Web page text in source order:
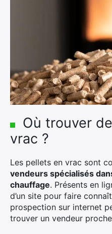
Où trouver
vrac ?
Les pellets en vrac sont
vendeurs spécialisés
chauffage. Présents en
d’un site pour faire
prospection sur internet
trouver un vendeur